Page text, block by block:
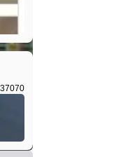
37070